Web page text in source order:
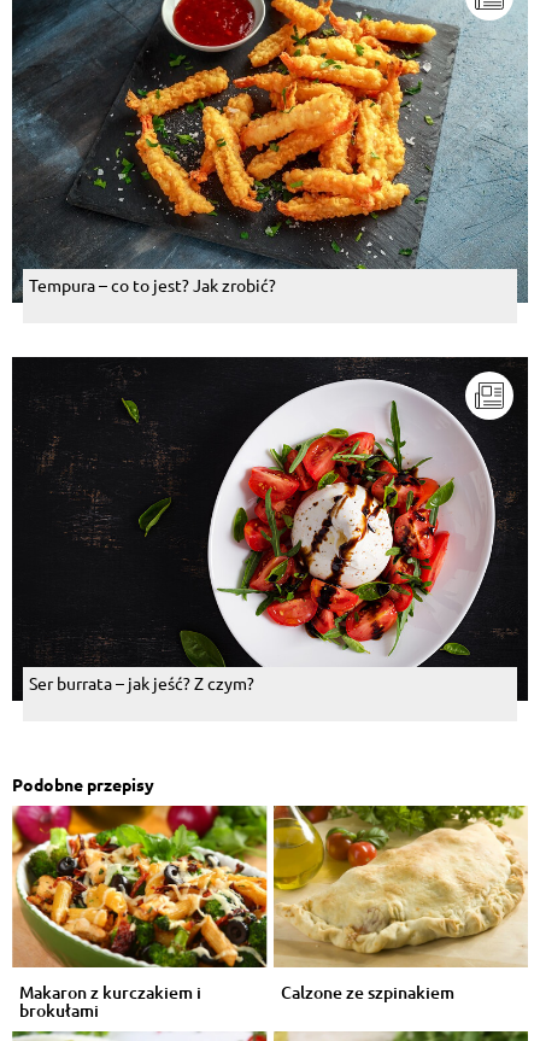
Tempura – co to jest? Jak zrobić?
Ser burrata – jak jeść? Z czym?
Podobne przepisy
Makaron z kurczakiem i
brokułami
Calzone ze szpinakiem